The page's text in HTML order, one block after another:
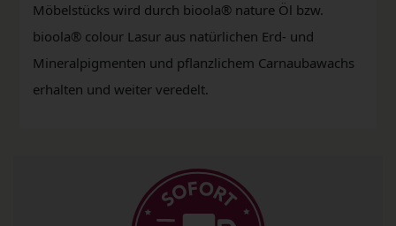
Möbelstücks wird durch bioola® nature Öl bzw.
bioola® colour Lasur aus natürlichen Erd- und
Mineralpigmenten und pflanzlichem Carnaubawachs
erhalten und weiter veredelt.